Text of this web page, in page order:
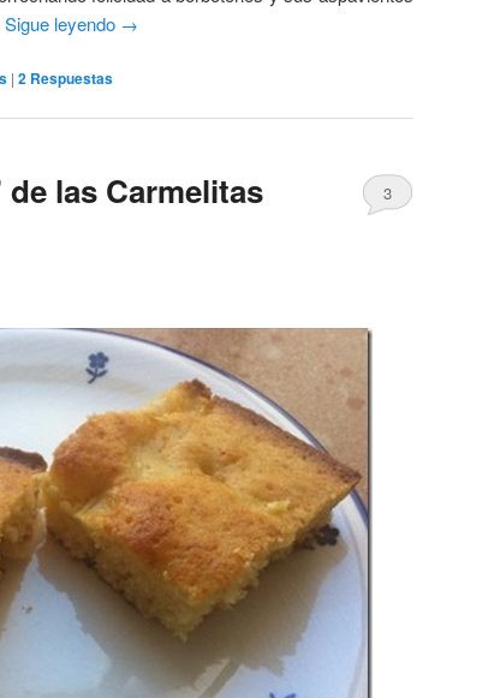
Sigue leyendo →
| 2 Respuestas
las Carmelitas
3